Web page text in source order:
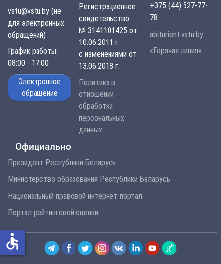
vstu@vstu.by (не
для электронных
обращений)
График работы:
08:00 - 17:00
Электронное
обращение
Регистрационное
свидетельство
№ 3141101425 от
10.06.2011 г.
с изменениями от
13.06.2018 г.
Политика в
отношении
обработки
персональных
данных
+375 (44) 527-77-
78
abiturient.vstu.by
«Горячая линия»
Официально
Президент Республики Беларусь
Министерство образования Республики Беларусь
Национальный правовой интернет-портал
Портал рейтинговой оценки
accessible